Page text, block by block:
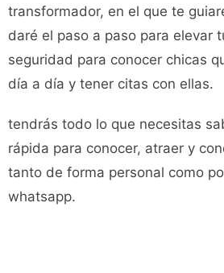
transformador, en el que te
daré el paso a paso para elevar
seguridad para conocer chicas
día a día y tener citas con ellas.
tendrás todo lo que necesitas
rápida para conocer, atraer y
tanto de forma personal como
whatsapp.